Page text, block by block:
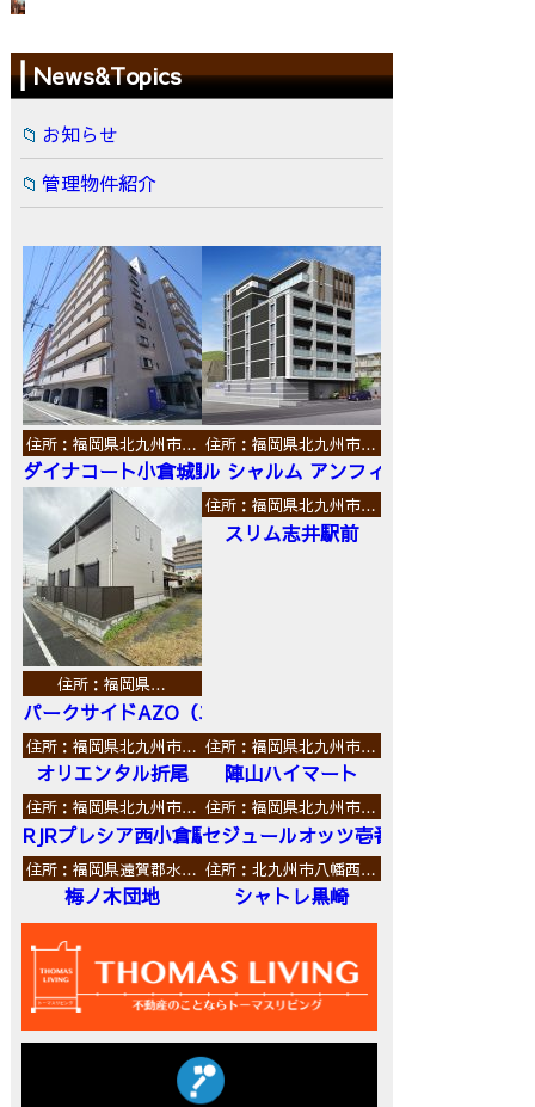
News&Topics
お知らせ
管理物件紹介
住所：福岡県北九州市…
ダイナコート小倉城野
住所：福岡県北九州市…
ル シャルム アンフィニ
住所：福岡県…
パークサイドAZO（エーゼットオー）
住所：福岡県北九州市…
スリム志井駅前
住所：福岡県北九州市…
オリエンタル折尾
住所：福岡県北九州市…
陣山ハイマート
住所：福岡県北九州市…
RJRプレシア西小倉駅前
住所：福岡県北九州市…
セジュールオッツ壱番館
住所：福岡県遠賀郡水…
梅ノ木団地
住所：北九州市八幡西…
シャトレ黒崎